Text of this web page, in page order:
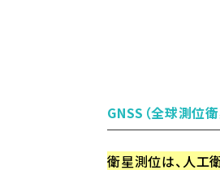
GNSS（全球測位
衛星測位は、人工